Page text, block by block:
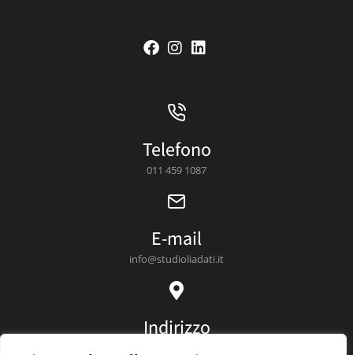
Telefono
011 459 1087
E-mail
info@studioliadati.it
Indirizzo